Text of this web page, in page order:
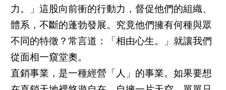
力。」這股向前衝的行動力，督促他們的組織、
體系，不斷的蓬勃發展。究竟他們擁有何種與眾
不同的特徵？常言道：「相由心生。」就讓我們
從面相一窺堂奧。
直銷事業，是一種經營「人」的事業。如果要想